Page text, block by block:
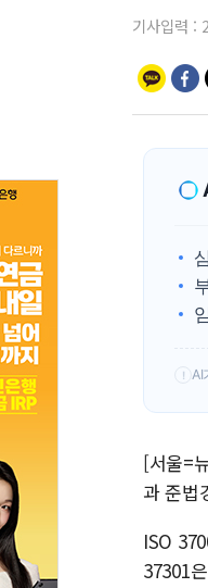
기사입력 :
! AI
[서울=
과 준법
ISO
37301